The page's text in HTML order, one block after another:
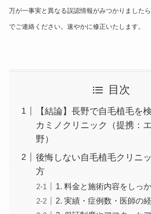
万が一事実と異なる誤認情報がみつかりましたら
でご連絡ください。速やかに修正いたします。
目次
【結論】長野で自毛植毛を
カミノクリニック（提携：
野）
後悔しない自毛植毛クリニ
方
1. 料金と施術内容をしっ
2. 実績・症例数・医師の